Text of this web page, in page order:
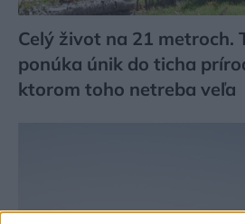
Celý život na 21 metroch.
ponúka únik do ticha
ktorom toho netreba veľa